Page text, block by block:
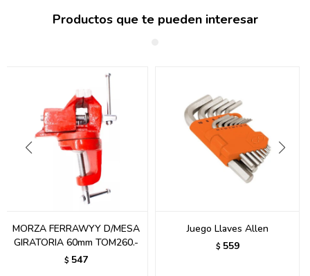
Productos que te pueden interesar
MORZA FERRAWYY D/MESA
GIRATORIA 60mm TOM260.-
$ 547
Juego Llaves Allen
$ 559